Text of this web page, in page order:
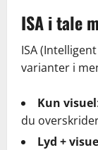
ISA i tale
ISA
varianter i
Kun visuel
du
Lyd +